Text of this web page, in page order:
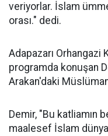
veriyorlar. İslam
orası." dedi.
Adapazarı
programda konuşan
Arakan'daki
Demir, "Bu katliamın
maalesef İslam